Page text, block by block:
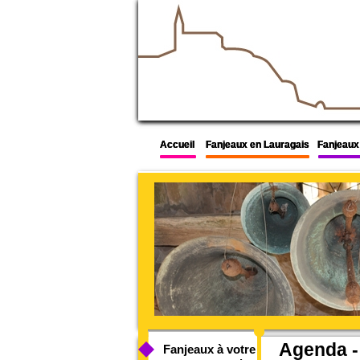
Fanjeaux à votre
Agenda
Fanjeaux en Lauragais
Accueil Fanjeaux en Lauragais
Accueil Fanjeaux en Lauragais
Accueil